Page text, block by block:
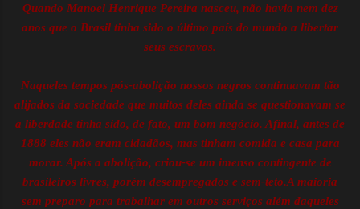
Quando Manoel Henrique Pereira nasceu, não havia nem dez
anos que o Brasil tinha sido o último país do mundo a libertar
seus escravos.
Naqueles tempos pós-abolição nossos negros continuavam tão
alijados da sociedade que muitos deles ainda se questionavam se
a liberdade tinha sido, de fato, um bom negócio. Afinal, antes de
1888 eles não eram cidadãos, mas tinham comida e casa para
morar. Após a abolição, criou-se um imenso contingente de
brasileiros livres, porém desempregados e sem-teto.A maioria
sem preparo para trabalhar em outros serviços além daqueles